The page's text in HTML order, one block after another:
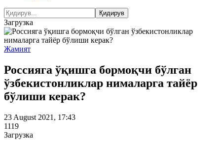
Загрузка
Жамият
Россияга ўқишга бормоқчи бўлган
ўзбекистонликлар нималарга тайёр
бўлиши керак?
23 August 2021, 17:43
1119
Загрузка